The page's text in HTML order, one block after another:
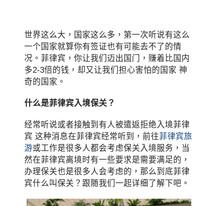
世界这么大，国家这么多，第一次听说有这么
一个国家就算你有签证也有可能去不了的情
况。菲律宾，你让我们迈出国门，赚着比国内
多2-3倍的钱，却又让我们担心害怕的国家 神
奇的国家。
什么是菲律宾入境保关？
经常听说或者接触到有人被遣返拒绝入境菲律
宾 这种消息在菲律宾经常听到，前往菲律宾旅
游或工作是很多人都会考虑保关入境服务，当
然在菲律宾离境时有一些要求是需要满足的，
办理保关也是很多人会考虑的，那么到底菲律
宾什么叫保关？跟随我们一起详细了解下吧。